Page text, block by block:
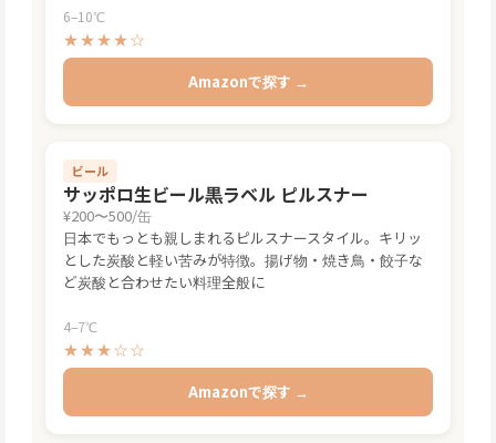
6–10℃
★★★★☆
Amazonで探す →
ビール
サッポロ生ビール黒ラベル ピルスナー
¥200〜500/缶
日本でもっとも親しまれるピルスナースタイル。キリッ
とした炭酸と軽い苦みが特徴。揚げ物・焼き鳥・餃子な
ど炭酸と合わせたい料理全般に
4–7℃
★★★☆☆
Amazonで探す →